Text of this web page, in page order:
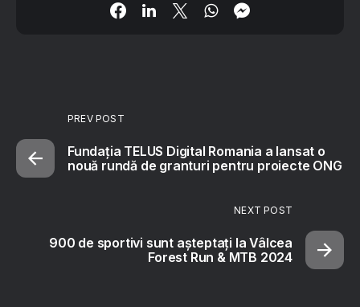
PREV POST
Fundația TELUS Digital Romania a lansat o
nouă rundă de granturi pentru proiecte ONG
NEXT POST
900 de sportivi sunt așteptați la Vâlcea
Forest Run & MTB 2024